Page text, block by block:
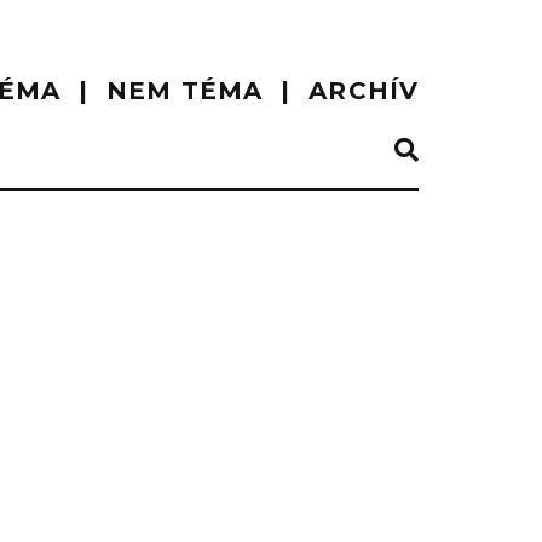
NEM TÉMA ARCHÍV